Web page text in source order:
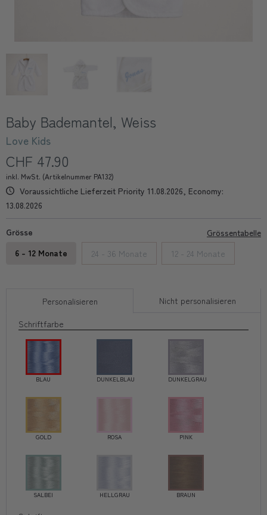
Baby Bademantel, Weiss
Love Kids
CHF 47.90
inkl. MwSt. (Artikelnummer PA132)
Voraussichtliche Lieferzeit Priority 11.08.2026, Economy:
13.08.2026
Grössentabelle
Grösse
6 - 12 Monate
24 - 36 Monate 12 - 24 Monate
Personalisieren
Nicht personalisieren
Schriftfarbe
BLAU DUNKELBLAU DUNKELGRAU
GOLD ROSA PINK
SALBEI HELLGRAU BRAUN